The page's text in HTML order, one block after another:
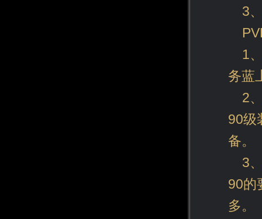
3
1
务蓝
2
90级
备。
3
90的
多。